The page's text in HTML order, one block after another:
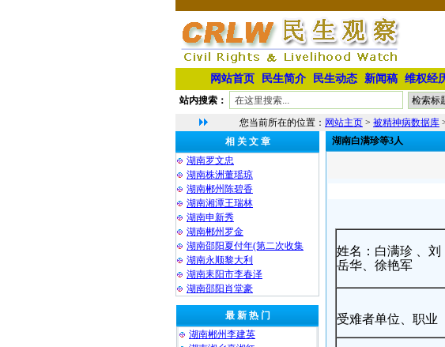
网站首页 民生简介 民生动态 新闻稿 维权经
站内搜索：
您当前所在的位置： 网站主页 > 被精神病数据库
相 关 文 章
湖南罗文忠
湖南株洲董瑶琼
湖南郴州陈碧香
湖南湘潭王瑞林
湖南申新秀
湖南郴州罗金
湖南邵阳夏付年(第二次收集
湖南永顺黎大利
湖南耒阳市李春泽
湖南邵阳肖堂豪
最 新 热 门
湖南郴州李建英
湖南白满珍等3人
姓名：白满珍 、刘
岳华、徐艳军
受难者单位、职业